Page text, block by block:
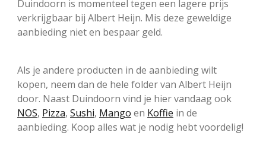
Duindoorn is momenteel tegen een lagere prijs
verkrijgbaar bij Albert Heijn. Mis deze geweldige
aanbieding niet en bespaar geld.
Als je andere producten in de aanbieding wilt
kopen, neem dan de hele folder van Albert Heijn
door. Naast Duindoorn vind je hier vandaag ook
NOS, Pizza, Sushi, Mango en Koffie in de
aanbieding. Koop alles wat je nodig hebt voordelig!